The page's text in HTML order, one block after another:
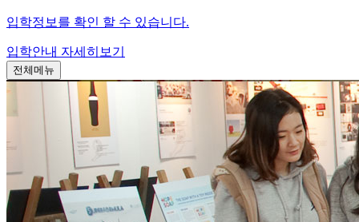
입학정보를 확인 할 수 있습니다.
입학안내 자세히보기
전체메뉴